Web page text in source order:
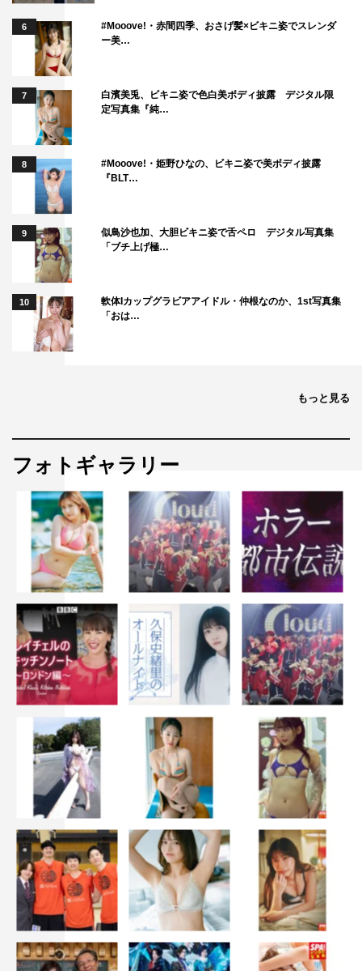
向葵まる
6
#Mooove!・赤間四季、おさげ髪×ビキニ姿でスレンダ
ー美…
7
白濱美兎、ビキニ姿で色白美ボディ披露 デジタル限
定写真集『純…
8
#Mooove!・姫野ひなの、ビキニ姿で美ボディ披露
『BLT…
9
似鳥沙也加、大胆ビキニ姿で舌ペロ デジタル写真集
「ブチ上げ極…
10
軟体Iカップグラビアアイドル・仲根なのか、1st写真集
「おは…
もっと見る
フォトギャラリー